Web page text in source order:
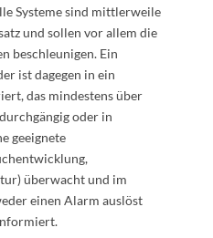
Systeme sind mittlerweile
und sollen vor allem die
beschleunigen. Ein
ist dagegen in ein
das mindestens über
oder in
geeignete
überwacht und im
einen Alarm auslöst